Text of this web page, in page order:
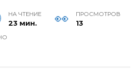
НА ЧТЕНИЕ
23 мин.
ПРОСМОТРОВ
13